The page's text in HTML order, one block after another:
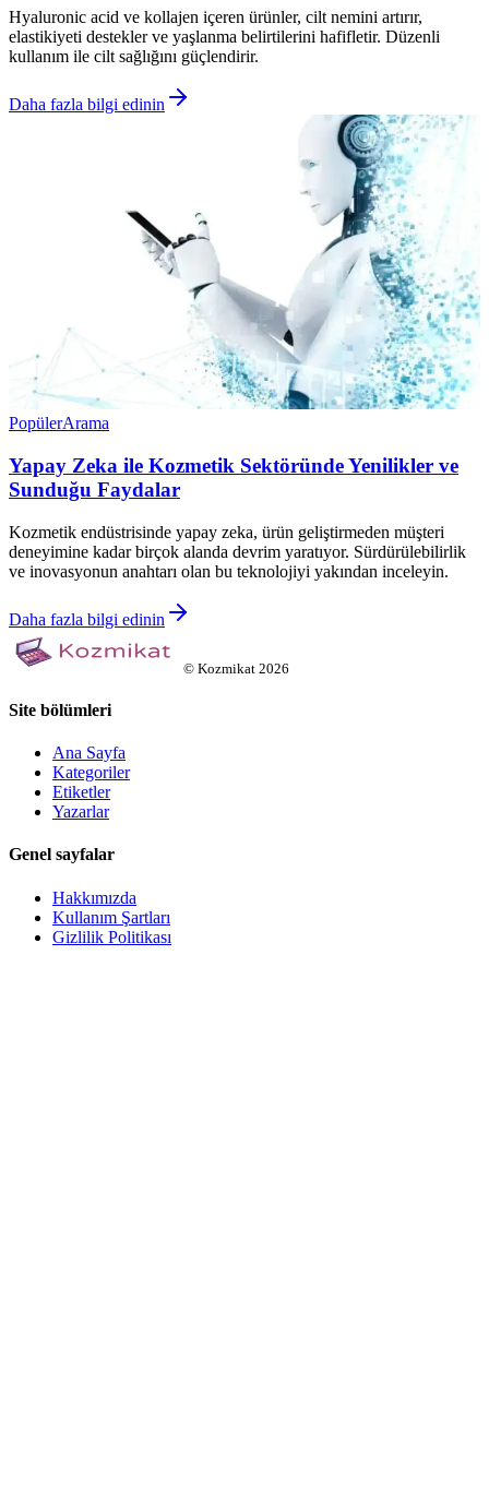
Hyaluronic acid ve kollajen içeren ürünler, cilt nemini artırır,
elastikiyeti destekler ve yaşlanma belirtilerini hafifletir. Düzenli
kullanım ile cilt sağlığını güçlendirir.
Daha fazla bilgi edinin
PopülerArama
Yapay Zeka ile Kozmetik Sektöründe Yenilikler ve
Sunduğu Faydalar
Kozmetik endüstrisinde yapay zeka, ürün geliştirmeden müşteri
deneyimine kadar birçok alanda devrim yaratıyor. Sürdürülebilirlik
ve inovasyonun anahtarı olan bu teknolojiyi yakından inceleyin.
Daha fazla bilgi edinin
© Kozmikat 2026
Site bölümleri
Ana Sayfa
Kategoriler
Etiketler
Yazarlar
Genel sayfalar
Hakkımızda
Kullanım Şartları
Gizlilik Politikası